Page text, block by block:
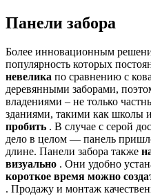
Панели забора
Более инновационным
популярность которых
невелика по сравнению с
деревянными заборами,
владениями – не только
зданиями, такими как школы
пробить . В случае с серой
дело в целом — панель
длине. Панели забора также
визуально . Они удобно
короткое время можно
. Продажу и монтаж